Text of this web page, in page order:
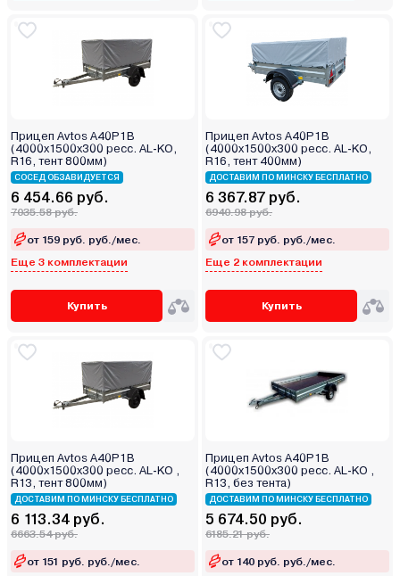
Прицеп Avtos A40P1B
(4000х1500х300 ресс. AL-KO,
R16, тент 800мм)
СОСЕД ОБЗАВИДУЕТСЯ
6 454.66 руб.
7035.58 руб.
от 159 руб. руб./мес.
Еще 3 комплектации
Купить
Прицеп Avtos A40P1B
(4000х1500х300 ресс. AL-KO,
R16, тент 400мм)
ДОСТАВИМ ПО МИНСКУ БЕСПЛАТНО
6 367.87 руб.
6940.98 руб.
от 157 руб. руб./мес.
Еще 2 комплектации
Купить
Прицеп Avtos A40P1B
(4000х1500х300 ресс. AL-KO ,
R13, тент 800мм)
ДОСТАВИМ ПО МИНСКУ БЕСПЛАТНО
6 113.34 руб.
6663.54 руб.
от 151 руб. руб./мес.
Прицеп Avtos A40P1B
(4000х1500х300 ресс. AL-KO ,
R13, без тента)
ДОСТАВИМ ПО МИНСКУ БЕСПЛАТНО
5 674.50 руб.
6185.21 руб.
от 140 руб. руб./мес.